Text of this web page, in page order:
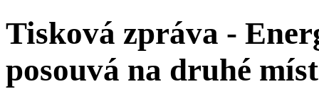
Tisková zpráva -
posouvá na druhé